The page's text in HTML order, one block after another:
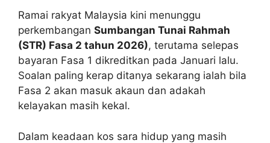
Ramai rakyat Malaysia kini menunggu
perkembangan Sumbangan Tunai Rahmah
(STR) Fasa 2 tahun 2026), terutama selepas
bayaran Fasa 1 dikreditkan pada Januari lalu.
Soalan paling kerap ditanya sekarang ialah bila
Fasa 2 akan masuk akaun dan adakah
kelayakan masih kekal.
Dalam keadaan kos sara hidup yang masih